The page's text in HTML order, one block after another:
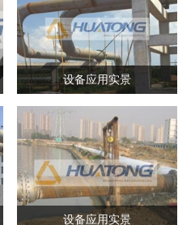
设备应用实景
设备应用实景